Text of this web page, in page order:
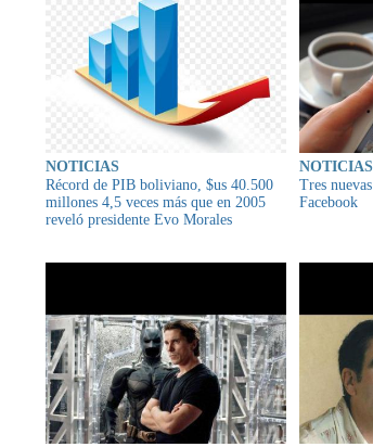
NOTICIAS
Récord de PIB boliviano, $us 40.500
millones 4,5 veces más que en 2005
reveló presidente Evo Morales
NOTICIAS
Tres
Facebook